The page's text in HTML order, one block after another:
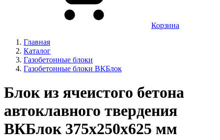
Корзина
Главная
Каталог
Газобетонные блоки
Газобетонные блоки ВКБлок
Блок из ячеистого бетона
автоклавного твердения
ВКБлок 375х250х625 мм